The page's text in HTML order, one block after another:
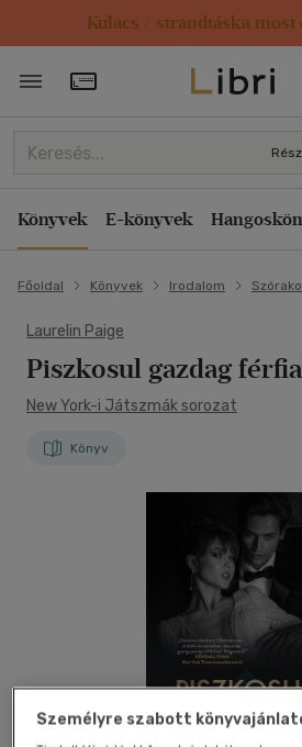
Kulacs / strandtáska most
Törzsvásárlói Kártya adatai
Könyvek E-könyvek
Főoldal Könyvek Irodalom
Laurelin Paige
Piszkosul gazdag
New York-i Játszmák sorozat
Könyv
Személyre szabott